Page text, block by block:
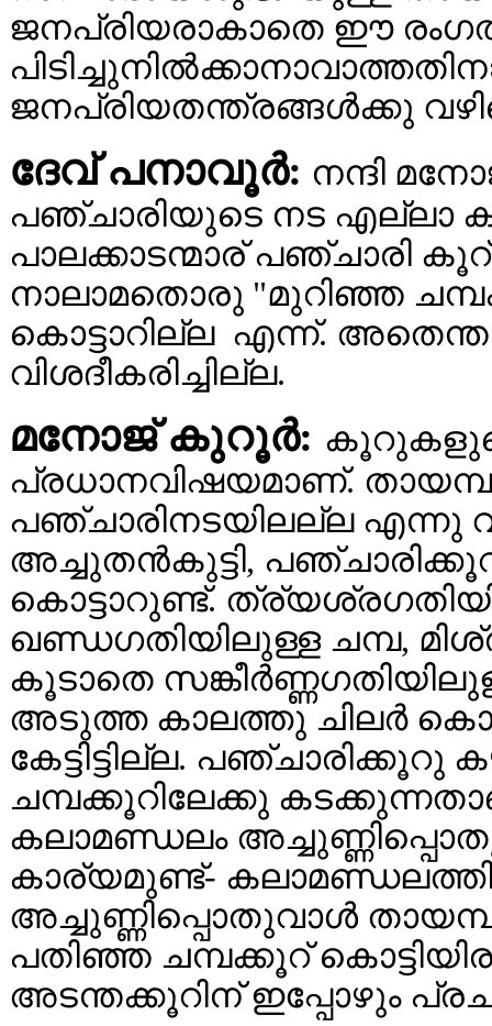
ജനപ്രിയരാകാതെ ഈ
ജനപ്രിയതന്ത്രങ്ങള്‍ക്കു
ദേവ് പനാവൂര്‍: നന്ദി
പഞ്ചാരിയുടെ നട എല്ലാ
പാലക്കാടന്മാര് പഞ്ചാരി
നാലാമതൊരു "മുറിഞ്ഞ
കൊട്ടാറില്ല എന്ന്.
വിശദീകരിച്ചില്ല.
മനോജ്‌ കുറൂര്‍:
പ്രധാനവിഷയമാണ്.
പഞ്ചാരിനടയിലല്ല എന്നു
അച്ചുതന്‍‌കുട്ടി,
കൊട്ടാറുണ്ട്.
ഖണ്ഡഗതിയിലുള്ള ചമ്പ,
കൂടാതെ
അടുത്ത കാലത്തു ചിലര്‍
കേട്ടിട്ടില്ല.
ചമ്പക്കൂറിലേക്കു
കലാമണ്ഡലം
കാര്യമുണ്ട്-
അച്ചുണ്ണിപ്പൊതുവാള്‍
പതിഞ്ഞ ചമ്പക്കൂറ്
അടന്തക്കൂറിന് ഇപ്പോഴും